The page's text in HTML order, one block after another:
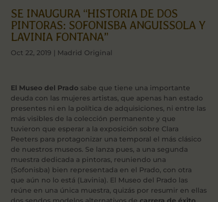
SE INAUGURA “HISTORIA DE DOS
PINTORAS: SOFONISBA ANGUISSOLA Y
LAVINIA FONTANA”
Oct 22, 2019 | Madrid Original
El Museo del Prado sabe que tiene una importante
deuda con las mujeres artistas, que apenas han estado
presentes ni en la política de adquisiciones, ni entre las
más visibles de la colección permanente y que
tuvieron que esperar a la exposición sobre Clara
Peeters para protagonizar una temporal el más clásico
de nuestros museos. Se lanza pues, a una segunda
muestra dedicada a pintoras, reuniendo una
(Sofonisba) bien representada en el Prado, con otra
que aún no lo está (Lavinia). El Museo del Prado las
reúne en una única muestra, quizás por resumir en ellas